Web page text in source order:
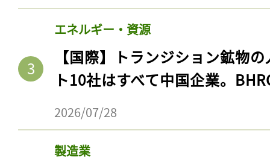
エネルギー・資源
【国際】トランジション鉱物
ト10社はすべて中国企業。
2026/07/28
製造業